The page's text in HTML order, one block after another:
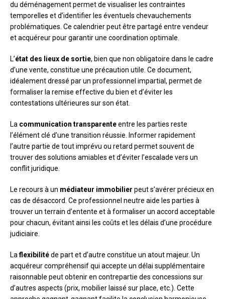
du déménagement permet de visualiser les contraintes
temporelles et d’identifier les éventuels chevauchements
problématiques. Ce calendrier peut être partagé entre vendeur
et acquéreur pour garantir une coordination optimale.
L’état des lieux de sortie, bien que non obligatoire dans le cadre
d’une vente, constitue une précaution utile. Ce document,
idéalement dressé par un professionnel impartial, permet de
formaliser la remise effective du bien et d’éviter les
contestations ultérieures sur son état.
La communication transparenteentre les parties reste
l’élément clé d’une transition réussie. Informer rapidement
l’autre partie de tout imprévu ou retard permet souvent de
trouver des solutions amiables et d’éviter l’escalade vers un
conflit juridique.
Le recours à un médiateur immobilier peut s’avérer précieux en
cas de désaccord. Ce professionnel neutre aide les parties à
trouver un terrain d’entente et à formaliser un accord acceptable
pour chacun, évitant ainsi les coûts et les délais d’une procédure
judiciaire.
Laflexibilitéde part et d’autre constitue un atout majeur. Un
acquéreur compréhensif qui accepte un délai supplémentaire
raisonnable peut obtenir en contrepartie des concessions sur
d’autres aspects (prix, mobilier laissé sur place, etc.). Cette